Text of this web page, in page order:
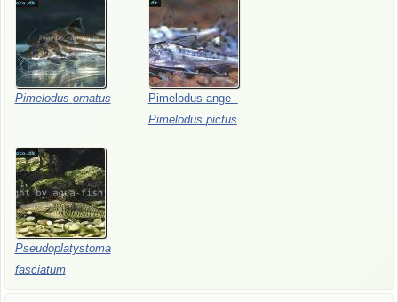
Pimelodus ornatus Pimelodus ange -
Pimelodus pictus
Pseudoplatystoma
fasciatum